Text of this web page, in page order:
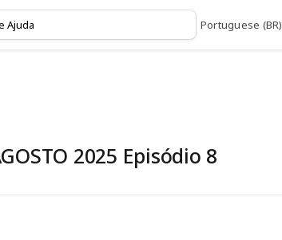
Portuguese (BR)
2025 Episódio 8